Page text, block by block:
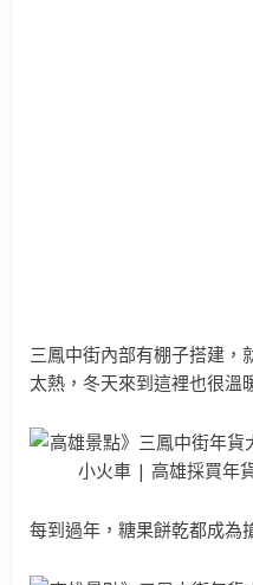
三鳳中街內部有棚子搭建，
太熱，冬天來到這裡也很溫
每到過年，糖果餅乾都成為